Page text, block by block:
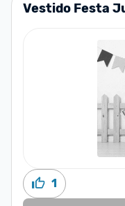
Vestido Festa
1